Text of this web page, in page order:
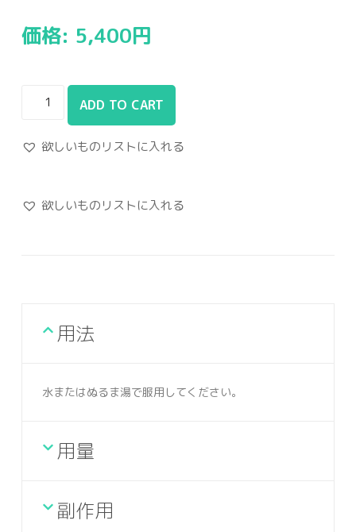
価格: 5,400円
ADD TO CART
欲しいものリストに入れる
欲しいものリストに入れる
用法
水またはぬるま湯で服用してください。
用量
副作用